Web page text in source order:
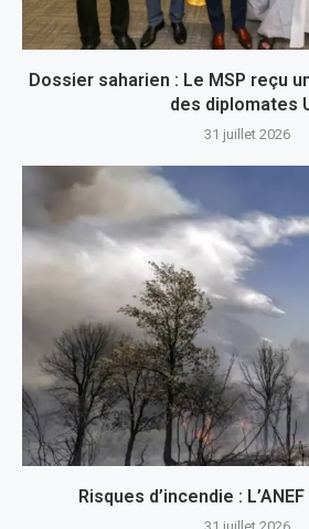
Dossier saharien : Le MSP reçu
des diplomates
31 juillet 2026
Risques d’incendie :